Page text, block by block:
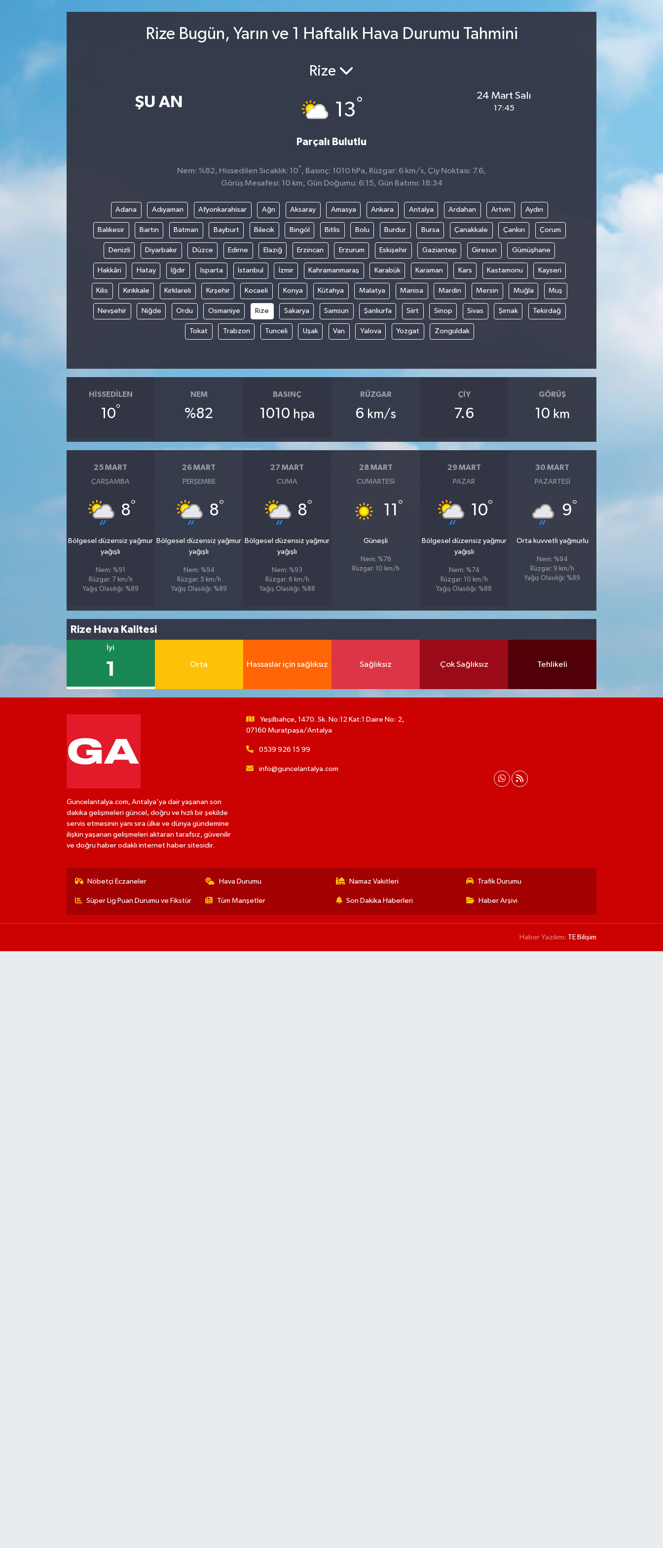
Rize Bugün, Yarın ve 1 Haftalık Hava Durumu Tahmini
ŞU AN
Rize
13°
Parçalı Bulutlu
24 Mart Salı
17:45
Nem: %82, Hissedilen Sıcaklık: 10° , Basınç: 1010 hPa, Rüzgar: 6 km/s, Çiy Noktası: 7.6,
Görüş Mesafesi: 10 km, Gün Doğumu: 6:15, Gün Batımı: 18:34
Adana Adıyaman Afyonkarahisar Ağrı Aksaray Amasya Ankara Antalya Ardahan Artvin Aydın
Balıkesir Bartın Batman Bayburt Bilecik Bingöl Bitlis Bolu Burdur Bursa Çanakkale Çankırı Çorum
Denizli Diyarbakır Düzce Edirne Elazığ Erzincan Erzurum Eskişehir Gaziantep Giresun Gümüşhane
Hakkâri Hatay Iğdır Isparta İstanbul İzmir Kahramanmaraş Karabük Karaman Kars Kastamonu Kayseri
Kilis Kırıkkale Kırklareli Kırşehir Kocaeli Konya Kütahya Malatya Manisa Mardin Mersin Muğla Muş
Nevşehir Niğde Ordu Osmaniye Rize Sakarya Samsun Şanlıurfa Siirt Sinop Sivas Şırnak Tekirdağ
Tokat Trabzon Tunceli Uşak Van Yalova Yozgat Zonguldak
HISSEDILEN
10°
NEM
%82
BASINÇ
1010 hpa
RÜZGAR
6 km/s
ÇIY
7.6
GÖRÜŞ
10 km
25 MART
ÇARŞAMBA
8°
Bölgesel düzensiz yağmur
yağışlı
Nem: %91
Rüzgar: 7 km/h
Yağış Olasılığı: %89
26 MART
PERŞEMBE
8°
Bölgesel düzensiz yağmur
yağışlı
Nem: %94
Rüzgar: 5 km/h
Yağış Olasılığı: %89
27 MART
CUMA
8°
Bölgesel düzensiz yağmur
yağışlı
Nem: %93
Rüzgar: 6 km/h
Yağış Olasılığı: %88
28 MART
CUMARTESI
11 °
Güneşli
Nem: %76
Rüzgar: 10 km/h
29 MART
PAZAR
10°
Bölgesel düzensiz yağmur
yağışlı
Nem: %74
Rüzgar: 10 km/h
Yağış Olasılığı: %88
30 MART
PAZARTESI
9°
Orta kuvvetli yağmurlu
Nem: %94
Rüzgar: 9 km/h
Yağış Olasılığı: %89
Rize Hava Kalitesi
İyi
1 Orta Hassaslar için sağlıksız Sağlıksız Çok Sağlıksız Tehlikeli
Guncelantalya.com, Antalya'ya dair yaşanan son
dakika gelişmeleri güncel, doğru ve hızlı bir şekilde
servis etmesinin yanı sıra ülke ve dünya gündemine
ilişkin yaşanan gelişmeleri aktaran tarafsız, güvenilir
ve doğru haber odaklı internet haber sitesidir.
Yeşilbahçe, 1470. Sk. No:12 Kat:1 Daire No: 2,
07160 Muratpaşa/Antalya
0539 926 15 99
info@guncelantalya.com
Nöbetçi Eczaneler Hava Durumu Namaz Vakitleri Trafik Durumu
Süper Lig Puan Durumu ve Fikstür Tüm Manşetler Son Dakika Haberleri Haber Arşivi
Haber Yazılımı: TE Bilişim